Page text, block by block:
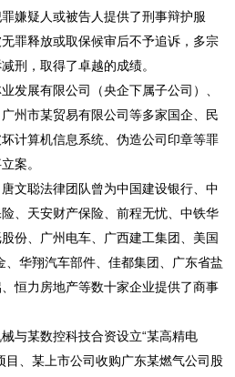
嫌疑人或被告人提供了刑事辩护服
罪释放或取保候审后不予追诉，多宗
刑，取得了卓越的成绩。
发展有限公司（央企下属子公司）、
州市某贸易有限公司等多家国企、民
计算机信息系统、伪造公司印章等罪
案。
唐文聪法律团队曾为中国建设银行、中
、天安财产保险、前程无忧、中铁华
份、广州电车、广西建工集团、美国
、华翔汽车部件、佳都集团、广东省盐
恒力房地产等数十家企业提供了商事
与某数控科技合资设立“某高精电
目、某上市公司收购广东某燃气公司股